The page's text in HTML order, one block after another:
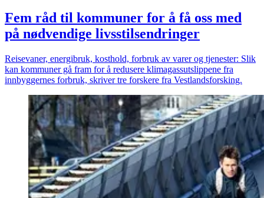
Fem råd til kommuner for å få oss med
på nødvendige livsstilsendringer
Reisevaner, energibruk, kosthold, forbruk av varer og tjenester: Slik
kan kommuner gå fram for å redusere klimagassutslippene fra
innbyggernes forbruk, skriver tre forskere fra Vestlandsforsking.